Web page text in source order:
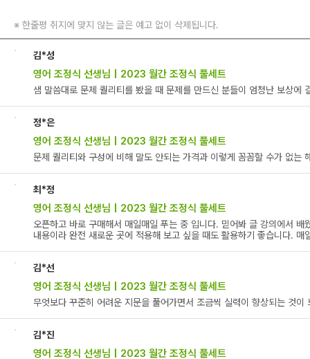
※ 한줄평 취지에 맞지 않는 글은 예고 없이 삭제됩니다.
김*성
영어 조정식 선생님 | 2023 월간 조정식 풀세트
샘 말씀대로 문제 퀄리티를 봤을 때 문제를 만드신 분들이 엄청난 보상에
정*은
영어 조정식 선생님 | 2023 월간 조정식 풀세트
문제 퀄리티와 구성에 비해 말도 안되는 가격과 이렇게 꼼꼼할 수가 없는
최*정
영어 조정식 선생님 | 2023 월간 조정식 풀세트
오픈하고 바로 구매해서 매일매일 푸는 중 입니다. 믿어봐 글 강의에서
내용이라 완전 새로운 곳에 적용해 보고 싶을 때도 활용하기 좋습니다.
김*선
영어 조정식 선생님 | 2023 월간 조정식 풀세트
무엇보다 꾸준히 어려운 지문을 풀어가면서 조금씩 실력이 향상되는 것이
김*진
영어 조정식 선생님 | 2023 월간 조정식 풀세트